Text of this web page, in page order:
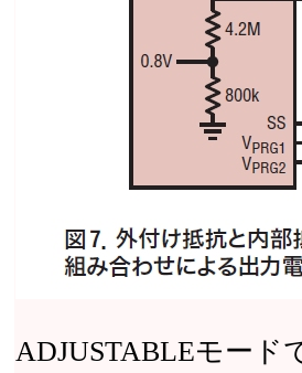
ADJUSTABLEモード